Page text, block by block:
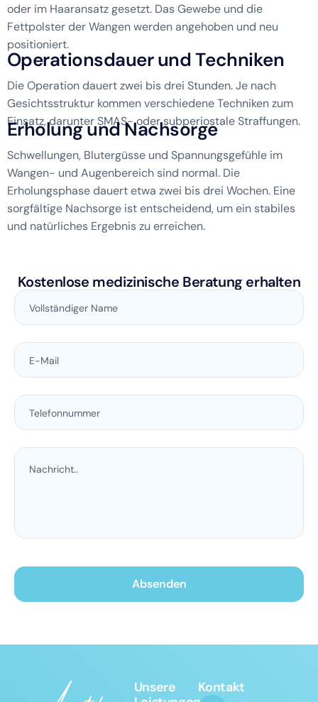
oder im Haaransatz gesetzt. Das Gewebe und die
Fettpolster der Wangen werden angehoben und neu
positioniert.
Operationsdauerund Techniken
Die Operation dauert zwei bis drei Stunden. Je nach
Gesichtsstruktur kommen verschiedene Techniken zum
Einsatz, darunter SMAS- oder subperiostale Straffungen.
ErholungundNachsorge
Schwellungen, Blutergüsse und Spannungsgefühle im
Wangen- und Augenbereich sind normal. Die
Erholungsphase dauert etwa zwei bis drei Wochen. Eine
sorgfältige Nachsorge ist entscheidend, um ein stabiles
und natürliches Ergebnis zu erreichen.
Kostenlose medizinische Beratung erhalten
Unsere
Kontakt